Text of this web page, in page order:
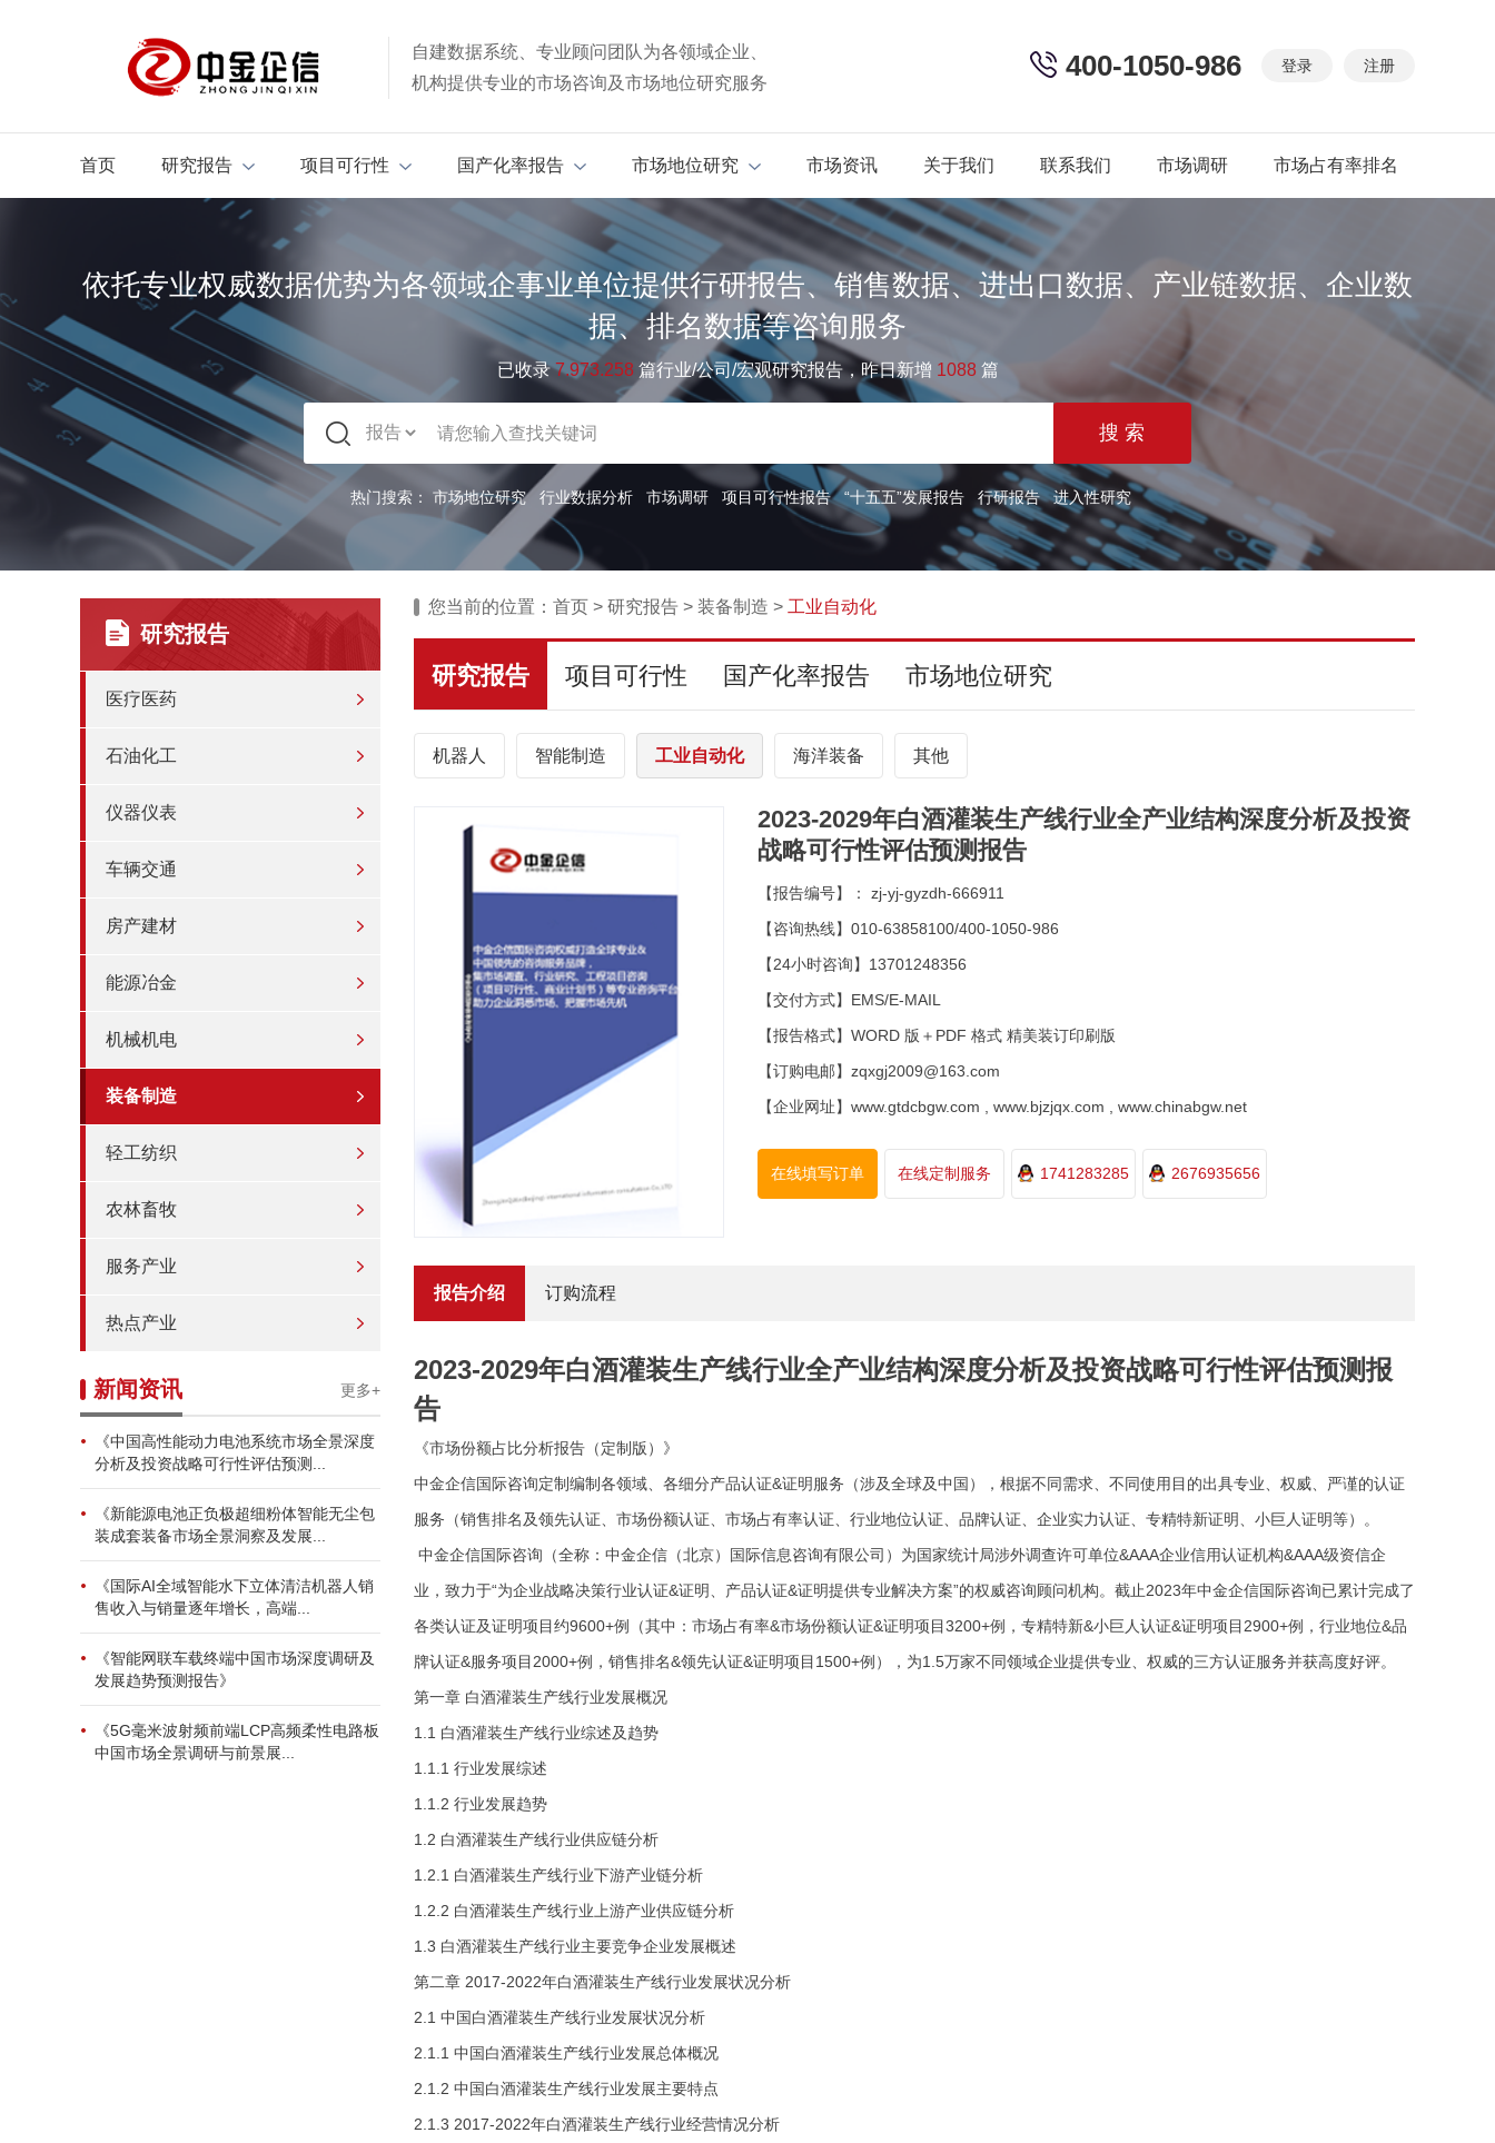
自建数据系统、专业顾问团队为各领域企业、
机构提供专业的市场咨询及市场地位研究服务
登录 注册
400-1050-986
首页 研究报告 项目可行性 国产化率报告 市场地位研究 市场资讯 关于我们 联系我们 市场调研 市场占有率排名
依托专业权威数据优势为各领域企事业单位提供行研报告、销售数据、进出口数据、产业链数据、企业数
据、排名数据等咨询服务
已收录7.973.258 篇行业/公司/宏观研究报告，昨日新增 1088 篇
热门搜索： 市场地位研究 行业数据分析 市场调研 项目可行性报告 “十五五”发展报告 行研报告 进入性研究
研究报告
医疗医药
石油化工
仪器仪表
车辆交通
房产建材
能源冶金
机械机电
装备制造
轻工纺织
农林畜牧
服务产业
热点产业
新闻资讯 更多+
《中国高性能动力电池系统市场全景深度
分析及投资战略可行性评估预测...
《新能源电池正负极超细粉体智能无尘包
装成套装备市场全景洞察及发展...
《国际AI全域智能水下立体清洁机器人销
售收入与销量逐年增长，高端...
《智能网联车载终端中国市场深度调研及
发展趋势预测报告》
《5G毫米波射频前端LCP高频柔性电路板
中国市场全景调研与前景展...
您当前的位置： 首页 > 研究报告 > 装备制造 > 工业自动化
研究报告 项目可行性 国产化率报告 市场地位研究
机器人 智能制造 工业自动化 海洋装备 其他
2023-2029年白酒灌装生产线行业全产业结构深度分析及投资
战略可行性评估预测报告
【报告编号】： zj-yj-gyzdh-666911
【咨询热线】010-63858100/400-1050-986
【24小时咨询】13701248356
【交付方式】EMS/E-MAIL
【报告格式】WORD 版＋PDF 格式 精美装订印刷版
【订购电邮】zqxgj2009@163.com
【企业网址】www.gtdcbgw.com , www.bjzjqx.com , www.chinabgw.net
在线填写订单 在线定制服务 1741283285 2676935656
报告介绍 订购流程
2023-2029年白酒灌装生产线行业全产业结构深度分析及投资战略可行性评估预测报
告
《市场份额占比分析报告（定制版）》
中金企信国际咨询定制编制各领域、各细分产品认证&证明服务（涉及全球及中国），根据不同需求、不同使用目的出具专业、权威、严谨的认证
服务（销售排名及领先认证、市场份额认证、市场占有率认证、行业地位认证、品牌认证、企业实力认证、专精特新证明、小巨人证明等）。
中金企信国际咨询（全称：中金企信（北京）国际信息咨询有限公司）为国家统计局涉外调查许可单位&AAA企业信用认证机构&AAA级资信企
业，致力于“为企业战略决策行业认证&证明、产品认证&证明提供专业解决方案”的权威咨询顾问机构。截止2023年中金企信国际咨询已累计完成了
各类认证及证明项目约9600+例（其中：市场占有率&市场份额认证&证明项目3200+例，专精特新&小巨人认证&证明项目2900+例，行业地位&品
牌认证&服务项目2000+例，销售排名&领先认证&证明项目1500+例），为1.5万家不同领域企业提供专业、权威的三方认证服务并获高度好评。
第一章 白酒灌装生产线行业发展概况
1.1 白酒灌装生产线行业综述及趋势
1.1.1 行业发展综述
1.1.2 行业发展趋势
1.2 白酒灌装生产线行业供应链分析
1.2.1 白酒灌装生产线行业下游产业链分析
1.2.2 白酒灌装生产线行业上游产业供应链分析
1.3 白酒灌装生产线行业主要竞争企业发展概述
第二章 2017-2022年白酒灌装生产线行业发展状况分析
2.1 中国白酒灌装生产线行业发展状况分析
2.1.1 中国白酒灌装生产线行业发展总体概况
2.1.2 中国白酒灌装生产线行业发展主要特点
2.1.3 2017-2022年白酒灌装生产线行业经营情况分析